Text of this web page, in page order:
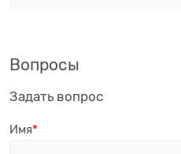
Вопросы
Задать вопрос
Имя